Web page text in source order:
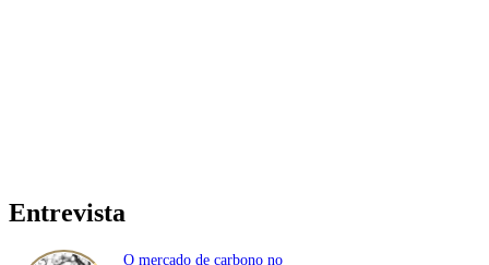
Entrevista
O mercado de carbono no